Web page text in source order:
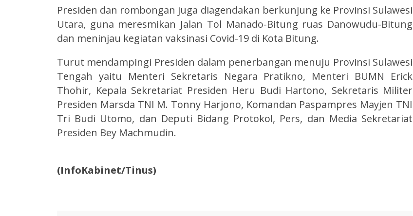
Presiden dan rombongan juga diagendakan berkunjung ke Provinsi Sulawesi
Utara, guna meresmikan Jalan Tol Manado-Bitung ruas Danowudu-Bitung
dan meninjau kegiatan vaksinasi Covid-19 di Kota Bitung.
Turut mendampingi Presiden dalam penerbangan menuju Provinsi Sulawesi
Tengah yaitu Menteri Sekretaris Negara Pratikno, Menteri BUMN Erick
Thohir, Kepala Sekretariat Presiden Heru Budi Hartono, Sekretaris Militer
Presiden Marsda TNI M. Tonny Harjono, Komandan Paspampres Mayjen TNI
Tri Budi Utomo, dan Deputi Bidang Protokol, Pers, dan Media Sekretariat
Presiden Bey Machmudin.
(InfoKabinet/Tinus)